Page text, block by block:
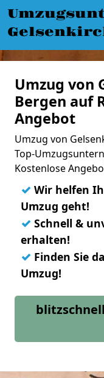
Umzug von
Bergen auf
Angebot
Umzug von
Top-
Kostenlose
✓ Wir helfen
Umzug geht!
✓ Schnell &
erhalten!
✓ Finden Sie
Umzug!